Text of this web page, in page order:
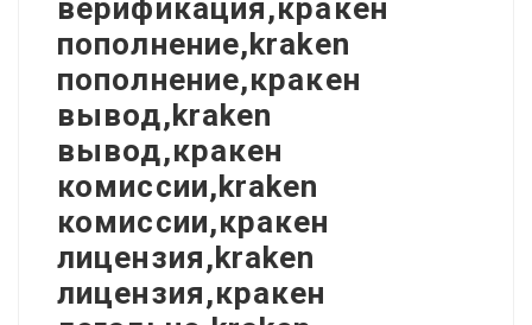
верификация,кракен
пополнение,kraken
пополнение,кракен
вывод,kraken
вывод,кракен
комиссии,kraken
комиссии,кракен
лицензия,kraken
лицензия,кракен